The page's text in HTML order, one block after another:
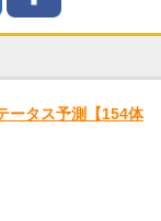
ータス予測【154体